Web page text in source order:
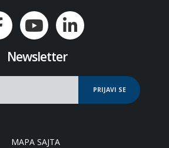
Newsletter
PRIJAVI SE
MAPA SAJTA